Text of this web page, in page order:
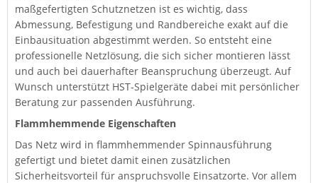
maßgefertigten Schutznetzen ist es wichtig, dass
Abmessung, Befestigung und Randbereiche exakt auf die
Einbausituation abgestimmt werden. So entsteht eine
professionelle Netzlösung, die sich sicher montieren lässt
und auch bei dauerhafter Beanspruchung überzeugt. Auf
Wunsch unterstützt HST-Spielgeräte dabei mit persönlicher
Beratung zur passenden Ausführung.
Flammhemmende Eigenschaften
Das Netz wird in flammhemmender Spinnausführung
gefertigt und bietet damit einen zusätzlichen
Sicherheitsvorteil für anspruchsvolle Einsatzorte. Vor allem